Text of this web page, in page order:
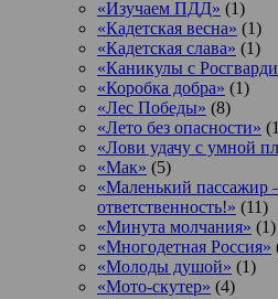
«Изучаем ПДД» (1)
«Кадетская весна» (1)
«Кадетская слава» (1)
«Каникулы с
«Коробка добра» (1)
«Лес Победы» (8)
«Лето без опасности»
«Лови удачу с умной
«Мак» (5)
«Маленький пассажир
ответственность!» (11)
«Минута молчания» (1)
«Многодетная Россия»
«Молоды душой» (1)
«Мото-скутер» (4)